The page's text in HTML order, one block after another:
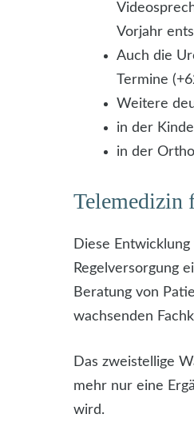
Vorjahr
Auch die
Termine
Weitere
in der
in der
Telemedizin
Diese
Regelversorgung
Beratung von
wachsenden
Das zweistellige
mehr nur eine
wird.